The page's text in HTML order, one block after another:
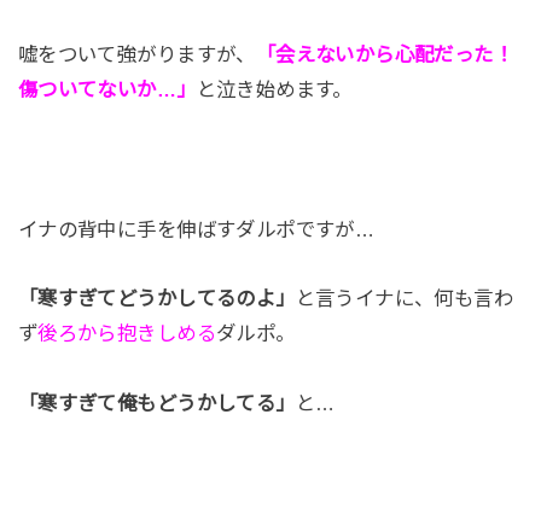
嘘をついて強がりますが、
「会えないから心配だった！
傷ついてないか…」
と泣き始めます。
イナの背中に手を伸ばすダルポですが…
「寒すぎてどうかしてるのよ」
と言うイナに、何も言わ
ず後ろから抱きしめるダルポ。
「寒すぎて俺もどうかしてる」 と…